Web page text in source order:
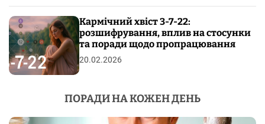
Кармічний хвіст 3-7-22:
розшифрування, вплив на стосунки
та поради щодо пропрацювання
20.02.2026
ПОРАДИ НА КОЖЕН ДЕНЬ